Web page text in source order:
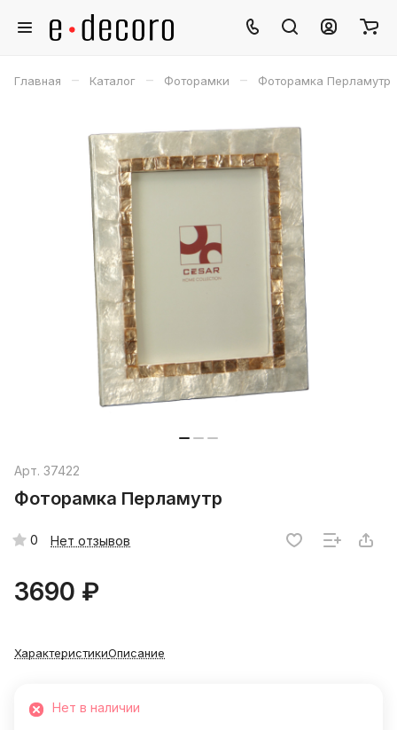
Главная – Каталог – Фоторамки – Фоторамка Перламутр
Арт. 37422
Фоторамка Перламутр
0 Нет отзывов
3690 ₽
ХарактеристикиОписание
Нет в наличии